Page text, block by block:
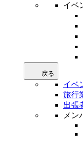
イベ
戻る
イベ
旅行
出張
メン